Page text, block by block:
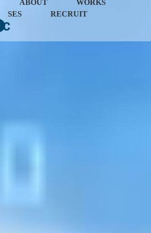
ABOUT
WORKS
SES
RECRUIT